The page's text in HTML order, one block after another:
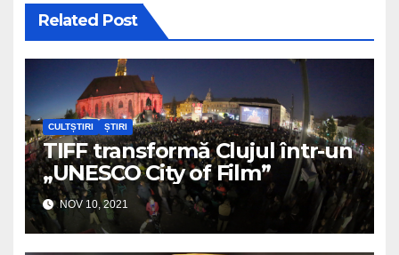
Related Post
CULTȘTIRI ȘTIRI
TIFF transformă Clujul într-un
„UNESCO City of Film”
NOV 10, 2021